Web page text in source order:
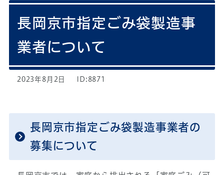
長岡京市指定ごみ袋製造事
業者について
2023年8月2日 ID:8871
長岡京市指定ごみ袋製造事業者の
募集について